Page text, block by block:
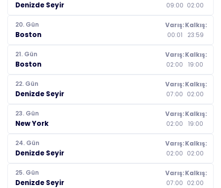
Denizde Seyir
09:00 02:00
20. Gün
Boston
Varış:
00:01
Kalkış:
23:59
21. Gün
Boston
Varış:
02:00
Kalkış:
19:00
22. Gün
Denizde Seyir
Varış:
07:00
Kalkış:
02:00
23. Gün
New York
Varış:
02:00
Kalkış:
19:00
24. Gün
Denizde Seyir
Varış:
02:00
Kalkış:
02:00
25. Gün
Denizde Seyir
Varış:
07:00
Kalkış:
02:00